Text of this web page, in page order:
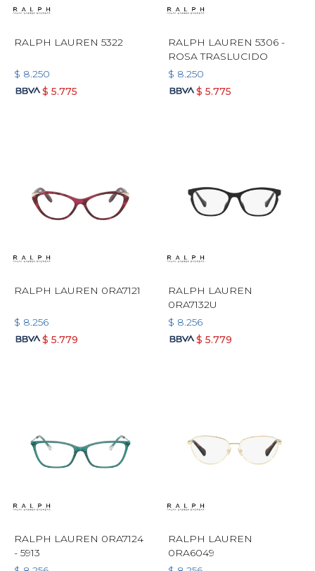
RALPH LAUREN 5322
$ 8.250
$ 5.775
RALPH LAUREN 5306 -
ROSA TRASLUCIDO
$ 8.250
$ 5.775
RALPH LAUREN 0RA7121
$ 8.256
$ 5.779
RALPH LAUREN
0RA7132U
$ 8.256
$ 5.779
RALPH LAUREN 0RA7124
- 5913
RALPH LAUREN
0RA6049